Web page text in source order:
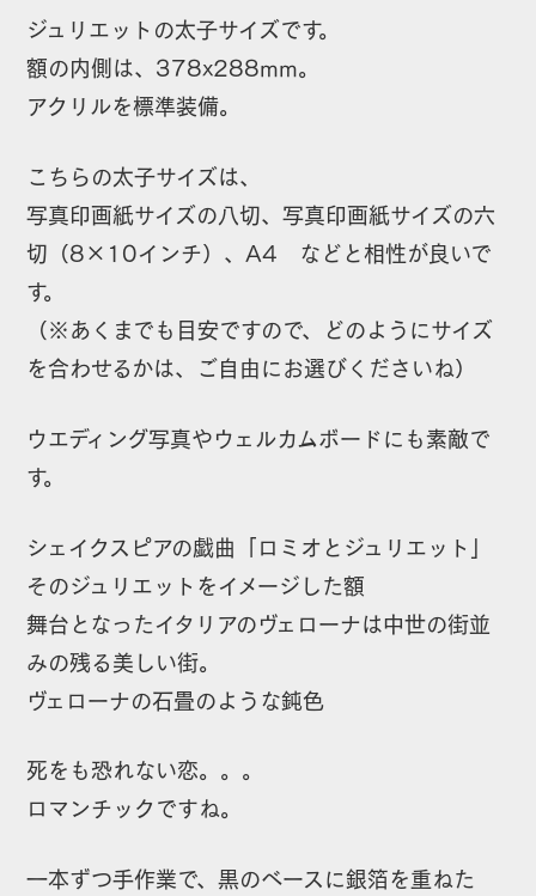
（378×288mm）：
ア
ク
リ
付
個
ジュリエットの太子サイズです。
額の内側は、378x288mm。
アクリルを標準装備。
こちらの太子サイズは、
写真印画紙サイズの八切、写真印画紙サイズの六
切（8×10インチ）、A4 などと相性が良いで
す。
（※あくまでも目安ですので、どのようにサイズ
を合わせるかは、ご自由にお選びくださいね）
ウエディング写真やウェルカムボードにも素敵で
す。
シェイクスピアの戯曲「ロミオとジュリエット」
そのジュリエットをイメージした額
舞台となったイタリアのヴェローナは中世の街並
みの残る美しい街。
ヴェローナの石畳のような鈍色
死をも恐れない恋。。。
ロマンチックですね。
一本ずつ手作業で、黒のベースに銀箔を重ねた